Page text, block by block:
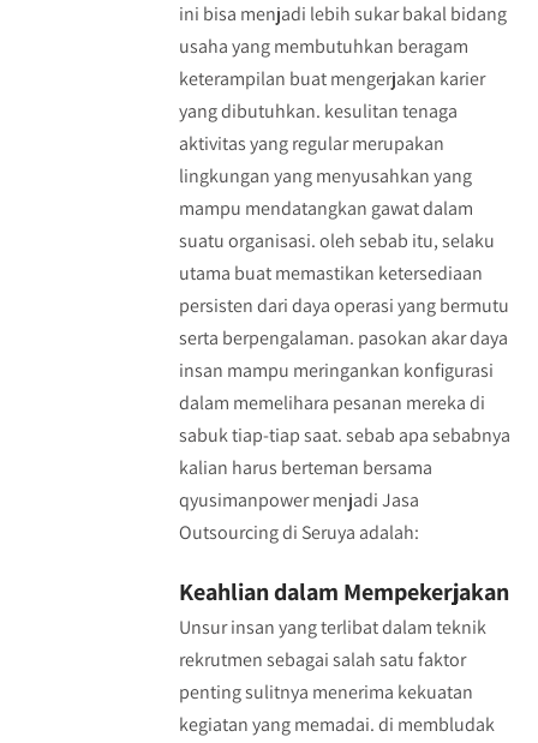
ini bisa menjadi lebih sukar bakal bidang
usaha yang membutuhkan beragam
keterampilan buat mengerjakan karier
yang dibutuhkan. kesulitan tenaga
aktivitas yang regular merupakan
lingkungan yang menyusahkan yang
mampu mendatangkan gawat dalam
suatu organisasi. oleh sebab itu, selaku
utama buat memastikan ketersediaan
persisten dari daya operasi yang bermutu
serta berpengalaman. pasokan akar daya
insan mampu meringankan konfigurasi
dalam memelihara pesanan mereka di
sabuk tiap-tiap saat. sebab apa sebabnya
kalian harus berteman bersama
qyusimanpower menjadi Jasa
Outsourcing di Seruya adalah:
Keahlian dalam Mempekerjakan
Unsur insan yang terlibat dalam teknik
rekrutmen sebagai salah satu faktor
penting sulitnya menerima kekuatan
kegiatan yang memadai. di membludak